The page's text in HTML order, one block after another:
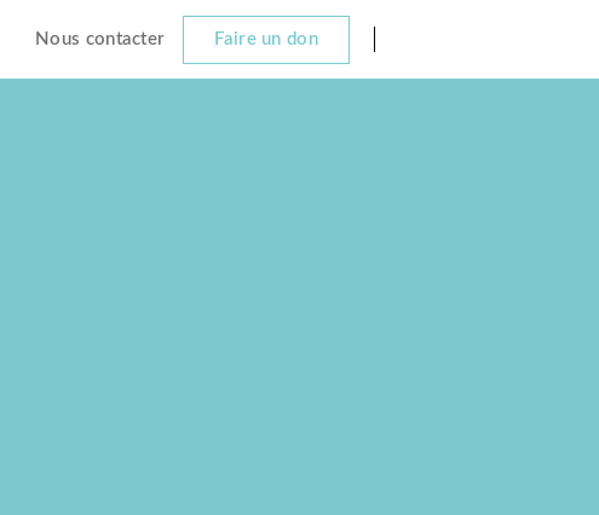
Nous contacter Faire un don